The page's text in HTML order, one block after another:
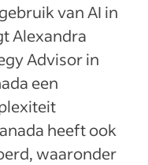
van AI in
Alexandra
Advisor in
een
heeft ook
waaronder